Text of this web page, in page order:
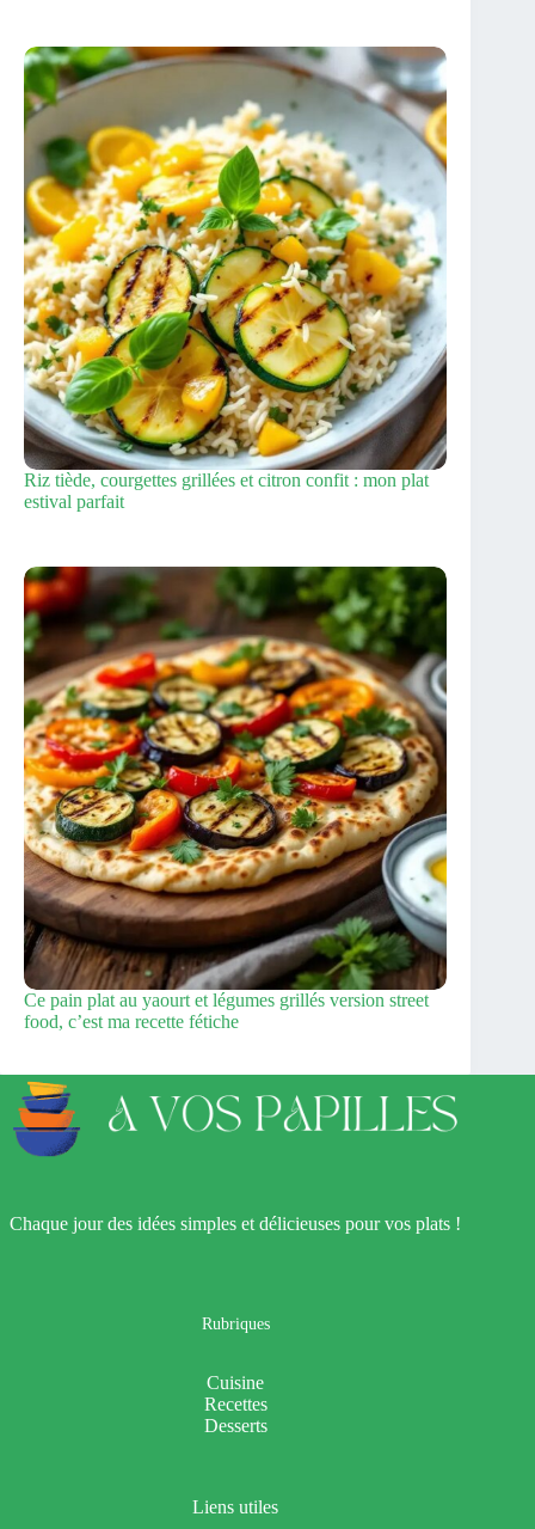
Riz tiède, courgettes grillées et citron confit : mon plat
estival parfait
Ce pain plat au yaourt et légumes grillés version street
food, c’est ma recette fétiche
Chaque jour des idées simples et délicieuses pour vos plats !
Rubriques
Cuisine
Recettes
Desserts
Liens utiles